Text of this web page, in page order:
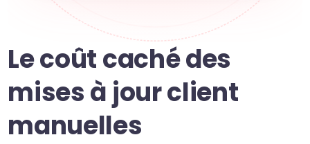
Le coût caché des
mises à jour client
manuelles